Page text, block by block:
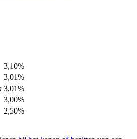
3,10%
3,01%
3,01%
3,00%
2,50%